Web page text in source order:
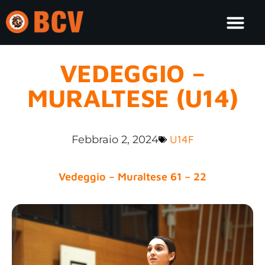
VEDEGGIO –
MURALTESE (U14)
Febbraio 2, 2024 U14F
Vedeggio – Muraltese 61 – 22